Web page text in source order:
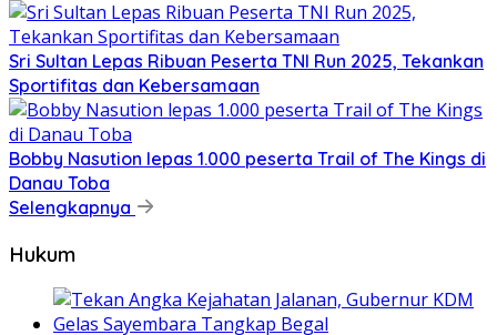
Sri Sultan Lepas Ribuan Peserta TNI Run 2025, Tekankan
Sportifitas dan Kebersamaan
Bobby Nasution lepas 1.000 peserta Trail of The Kings di
Danau Toba
Selengkapnya
Hukum